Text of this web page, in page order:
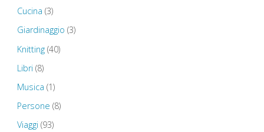
Cucina (3)
Giardinaggio (3)
Knitting(40)
Libri (8)
Musica (1)
Persone (8)
Viaggi (93)